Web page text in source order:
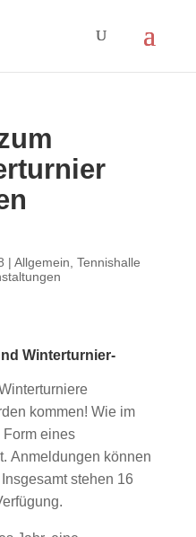
| Allgemein Tennishalle
Winterturnier-
kommen! Wie im
Form eines
Anmeldungen können
stehen 16